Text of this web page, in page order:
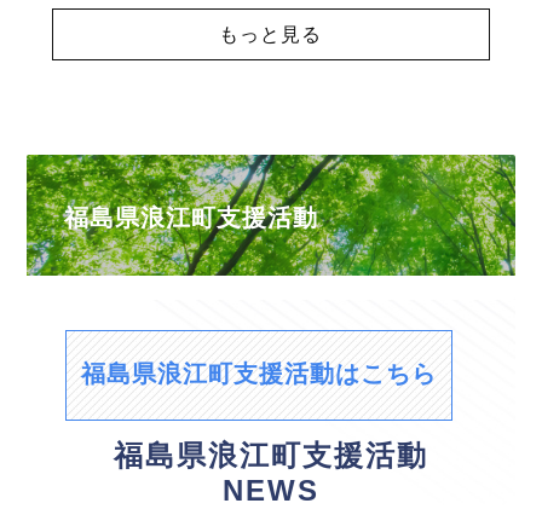
もっと見る
福島県浪江町支援活動
福島県浪江町支援活動はこちら
福島県浪江町支援活動
NEWS